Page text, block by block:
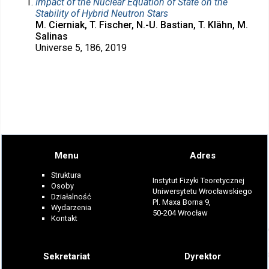
Stability of Hybrid Neutron Stars
M. Cierniak, T. Fischer, N.-U. Bastian, T. Klähn, M.
Salinas
Universe 5, 186, 2019
Menu
Struktura
Osoby
Działalność
Wydarzenia
Kontakt
Adres
Instytut Fizyki Teoretycznej
Uniwersytetu Wrocławskiego
Pl. Maxa Borna 9,
50-204 Wrocław
Sekretariat Dyrektor